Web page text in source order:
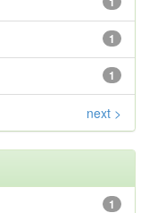
1
1
next >
1